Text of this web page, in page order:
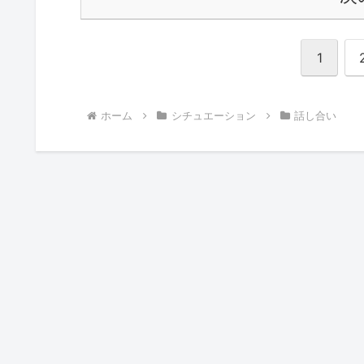
1
ホーム シチュエーション 話し合い